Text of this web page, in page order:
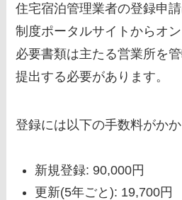
住宅宿泊管理業者の登録申
制度ポータルサイトからオ
必要書類は主たる営業所を
提出する必要があります。
登録には以下の手数料がかか
新規登録: 90,000円
更新(5年ごと): 19,700円